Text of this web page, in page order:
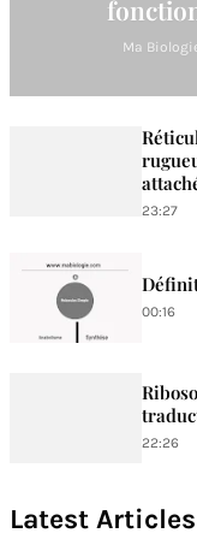
Ma
23:27
00:16
22:26
Latest Articles